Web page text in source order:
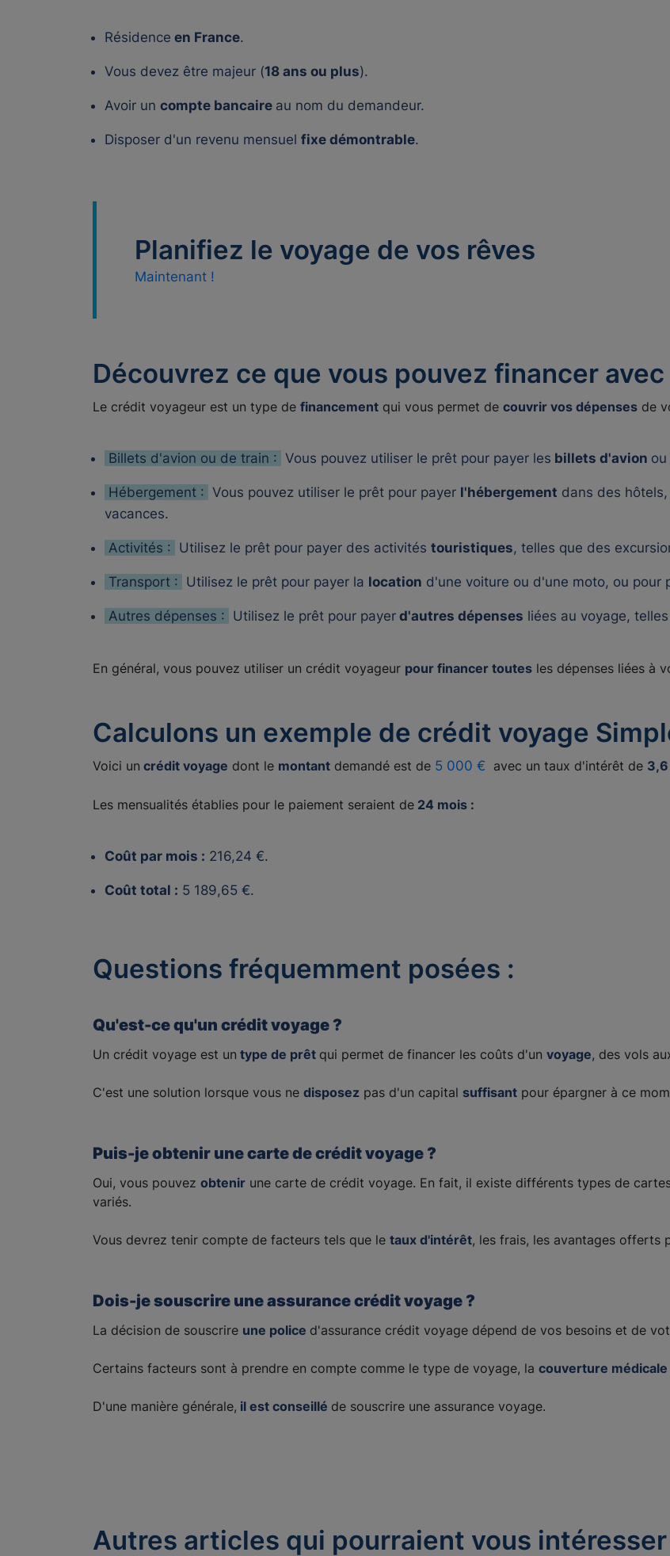
Résidence en France.
Vous devez être majeur (18 ans ou plus).
Avoir un compte bancaire au nom du demandeur.
Disposer d'un revenu mensuel fixe démontrable.
Planifiez le voyage de vos rêves
Maintenant !
Découvrez ce que vous pouvez financer
Le crédit voyageur est un type de financement qui vous permet de couvrir vos dépenses de
Billets d'avion ou de train : Vous pouvez utiliser le prêt pour payer les billets d'avion
Hébergement : Vous pouvez utiliser le prêt pour payer l'hébergement dans des
vacances.
Activités : Utilisez le prêt pour payer des activités touristiques, telles que des
Transport : Utilisez le prêt pour payer la location d'une voiture ou d'une moto, ou pour
Autres dépenses : Utilisez le prêt pour payer d'autres dépenses liées au voyage,
En général, vous pouvez utiliser un crédit voyageur pour financer toutes les dépenses liées à
Calculons un exemple de crédit voyage
Voici un crédit voyage dont le montant demandé est de 5 000 € avec un taux d'intérêt de 3,6
Les mensualités établies pour le paiement seraient de 24 mois :
Coût par mois : 216,24 €.
Coût total : 5 189,65 €.
Questions fréquemment posées :
Qu'est-ce qu'un crédit voyage ?
Un crédit voyage est un type de prêt qui permet de financer les coûts d'un voyage, des vols
C'est une solution lorsque vous ne disposez pas d'un capital suffisant pour épargner à ce
Puis-je obtenir une carte de crédit voyage ?
Oui, vous pouvez obtenir une carte de crédit voyage. En fait, il existe différents types de
variés.
Vous devrez tenir compte de facteurs tels que le taux d'intérêt, les frais, les avantages offerts
Dois-je souscrire une assurance crédit voyage ?
La décision de souscrire une police d'assurance crédit voyage dépend de vos besoins et de
Certains facteurs sont à prendre en compte comme le type de voyage, la couverture médicale
D'une manière générale, il est conseillé de souscrire une assurance voyage.
Autres articles qui pourraient vous intéresser